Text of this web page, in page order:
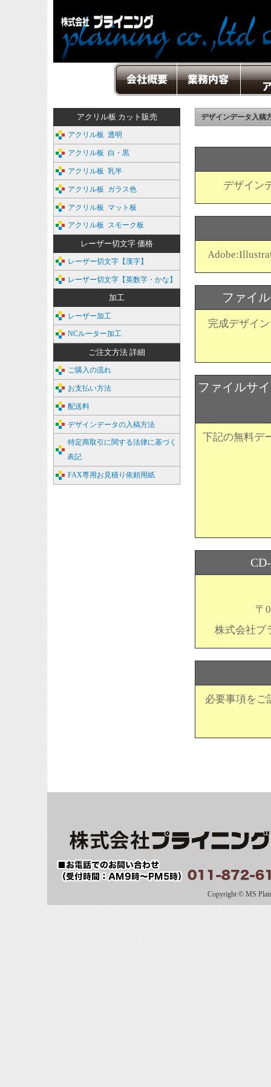
デザインデータ入稿
デザイン
ファイ
完成デザイ
ファイルサ
下記の無料デ
〒
株式会社プ
必要事項をご
アクリル板 カット販売
アクリル板 透明
アクリル板 白・黒
アクリル板 乳半
アクリル板 ガラス色
アクリル板 マット板
アクリル板 スモーク板
レーザー切文字 価格
レーザー切文字【漢字】
レーザー切文字【英数字・かな】
加工
レーザー加工
NCルーター加工
ご注文方法 詳細
ご購入の流れ
お支払い方法
配送料
デザインデータの入稿方法
特定商取引に関する法律に基づく
表記
FAX専用お見積り依頼用紙
Copyright © MS